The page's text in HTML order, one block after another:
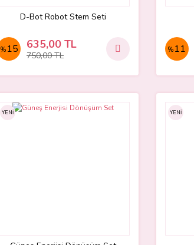
D-Bot Robot Stem Seti
% 15 635,00 TL
750,00 TL
% 11
YENİ YENİ